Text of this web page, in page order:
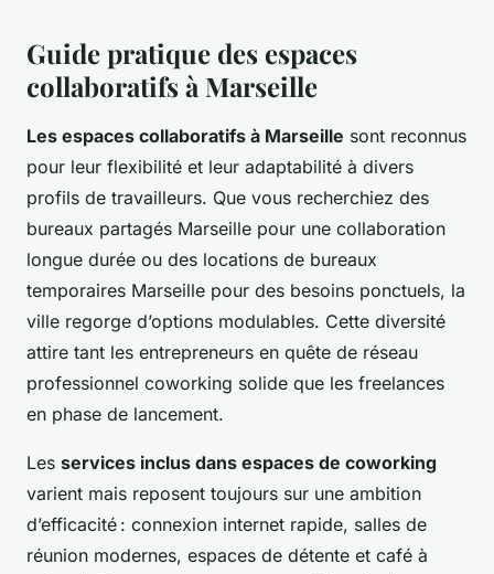
Guide pratique des espaces
collaboratifs à Marseille
Les espaces collaboratifs à Marseille sont reconnus
pour leur flexibilité et leur adaptabilité à divers
profils de travailleurs. Que vous recherchiez des
bureaux partagés Marseille pour une collaboration
longue durée ou des locations de bureaux
temporaires Marseille pour des besoins ponctuels, la
ville regorge d’options modulables. Cette diversité
attire tant les entrepreneurs en quête de réseau
professionnel coworking solide que les freelances
en phase de lancement.
Les services inclus dans espaces de coworking
varient mais reposent toujours sur une ambition
d’efficacité : connexion internet rapide, salles de
réunion modernes, espaces de détente et café à